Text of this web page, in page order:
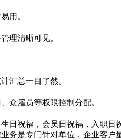
用。
理清晰可见。
汇总一目了然。
众雇员等权限控制分配。
日祝福，会员日祝福，入职日
务是专门针对单位，企业客